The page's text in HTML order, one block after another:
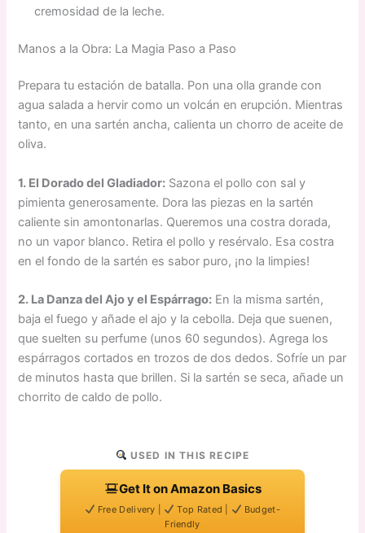
cremosidad de la leche.
Manos a la Obra: La Magia Paso a Paso
Prepara tu estación de batalla. Pon una olla grande con
agua salada a hervir como un volcán en erupción. Mientras
tanto, en una sartén ancha, calienta un chorro de aceite de
oliva.
1. El Dorado del Gladiador: Sazona el pollo con sal y
pimienta generosamente. Dora las piezas en la sartén
caliente sin amontonarlas. Queremos una costra dorada,
no un vapor blanco. Retira el pollo y resérvalo. Esa costra
en el fondo de la sartén es sabor puro, ¡no la limpies!
2. La Danza del Ajo y el Espárrago: En la misma sartén,
baja el fuego y añade el ajo y la cebolla. Deja que suenen,
que suelten su perfume (unos 60 segundos). Agrega los
espárragos cortados en trozos de dos dedos. Sofríe un par
de minutos hasta que brillen. Si la sartén se seca, añade un
chorrito de caldo de pollo.
USED IN THIS RECIPE
Get It on Amazon Basics
Free Delivery | Top Rated |
Budget-
Friendly